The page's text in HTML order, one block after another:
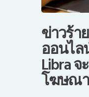
ข่าวร้า
ออนไล
Libra
โฆษณ